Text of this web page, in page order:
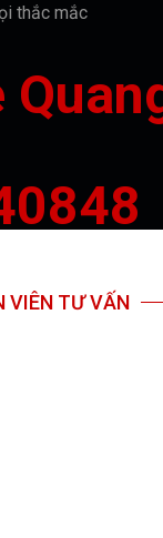
thắc mắc
VIÊN TƯ VẤN